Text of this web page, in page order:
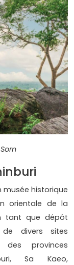
musée historique
orientale de la
tant que dépôt
divers sites
provinces
Sa Kaeo,